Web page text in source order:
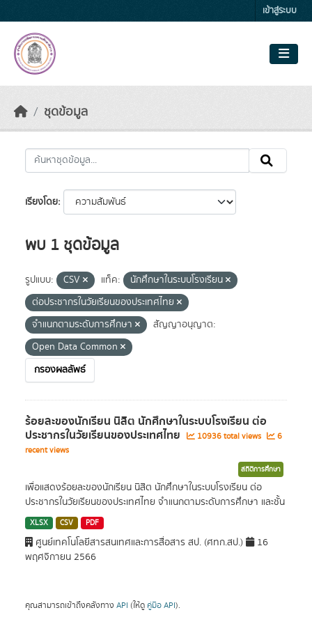
เข้าสู่ระบบ
ชุดข้อมูล
เรียงโดย
พบ 1 ชุดข้อมูล
รูปแบบ: CSV แท็ค:
นักศึกษาในระบบโรงเรียน
ต่อประชากรในวัยเรียนของประเทศไทย
จำแนกตามระดับการศึกษา
สัญญาอนุญาต:
Open Data Common
กรองผลลัพธ์
ร้อยละของนักเรียน นิสิต นักศึกษาในระบบโรงเรียน ต่อ
ประชากรในวัยเรียนของประเทศไทย 10936 total views
6
recent views
สถิติการศึกษา
เพื่อแสดงร้อยละของนักเรียน นิสิต นักศึกษาในระบบโรงเรียน ต่อ
ประชากรในวัยเรียนของประเทศไทย จำแนกตามระดับการศึกษา และชั้น
XLSX CSV PDF
ศูนย์เทคโนโลยีสารสนเทศและการสื่อสาร สป. (ศทก.สป.)
16
พฤศจิกายน 2566
คุณสามารถเข้าถึงคลังทาง API (ให้ดู คู่มือ API).